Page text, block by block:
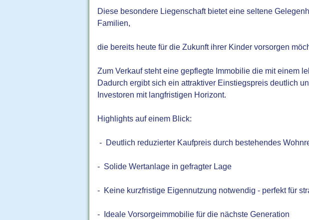
Diese besondere Liegenschaft bietet eine seltene
Familien,
die bereits heute für die Zukunft ihrer Kinder vorsorgen
Zum Verkauf steht eine gepflegte Immobilie die mit einem
Dadurch ergibt sich ein attraktiver Einstiegspreis deutlich
Investoren mit langfristigen Horizont.
Highlights auf einem Blick:
- Deutlich reduzierter Kaufpreis durch bestehendes
- Solide Wertanlage in gefragter Lage
- Keine kurzfristige Eigennutzung notwendig - perfekt für
- Ideale Vorsorgeimmobilie für die nächste Generation